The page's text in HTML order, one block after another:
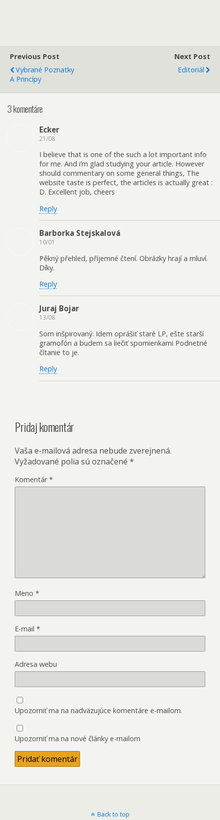
Previous Post
Vybrané Poznatky
A Princípy
Next Post
Editoriál
3 komentáre
Ecker
21/08
I believe that is one of the such a lot important info
for me. And i’m glad studying your article. However
should commentary on some general things, The
website taste is perfect, the articles is actually great :
D. Excellent job, cheers
Reply
Barborka Stejskalová
10/01
Pěkný přehled, příjemné čtení. Obrázky hrají a mluví.
Díky.
Reply
Juraj Bojar
13/08
Som inšpirovaný. Idem oprášiť staré LP, ešte starší
gramofón a budem sa liečiť spomienkami Podnetné
čítanie to je.
Reply
Pridaj komentár
Vaša e-mailová adresa nebude zverejnená.
Vyžadované polia sú označené *
Komentár*
Meno *
E-mail *
Adresa webu
Upozorniť ma na nadväzujúce komentáre e-mailom.
Upozorniť ma na nové články e-mailom
Back to top